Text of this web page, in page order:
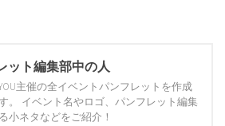
ット編集部中の人
主催の全イベントパンフレットを作成
。 イベント名やロゴ、パンフレット編集
小ネタなどをご紹介！